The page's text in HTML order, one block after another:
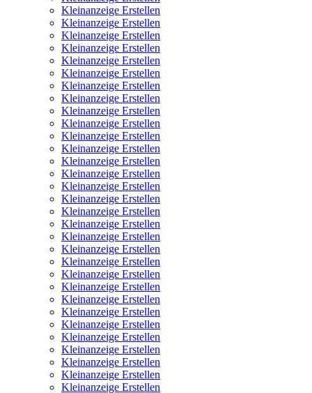
Kleinanzeige Erstellen
Kleinanzeige Erstellen
Kleinanzeige Erstellen
Kleinanzeige Erstellen
Kleinanzeige Erstellen
Kleinanzeige Erstellen
Kleinanzeige Erstellen
Kleinanzeige Erstellen
Kleinanzeige Erstellen
Kleinanzeige Erstellen
Kleinanzeige Erstellen
Kleinanzeige Erstellen
Kleinanzeige Erstellen
Kleinanzeige Erstellen
Kleinanzeige Erstellen
Kleinanzeige Erstellen
Kleinanzeige Erstellen
Kleinanzeige Erstellen
Kleinanzeige Erstellen
Kleinanzeige Erstellen
Kleinanzeige Erstellen
Kleinanzeige Erstellen
Kleinanzeige Erstellen
Kleinanzeige Erstellen
Kleinanzeige Erstellen
Kleinanzeige Erstellen
Kleinanzeige Erstellen
Kleinanzeige Erstellen
Kleinanzeige Erstellen
Kleinanzeige Erstellen
Kleinanzeige Erstellen